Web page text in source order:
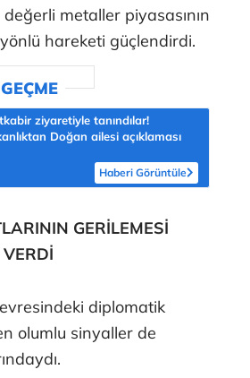
değerli metaller piyasasının
hareketi güçlendirdi.
ziyaretiyle tanındılar!
Doğan ailesi açıklaması
Haberi Görüntüle
GERİLEMESİ
diplomatik
olumlu sinyaller de